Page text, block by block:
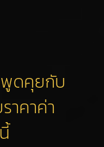
พูดคุยกับ
าคาค่า